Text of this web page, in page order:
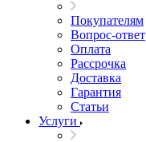
Покупателям
Вопрос-ответ
Оплата
Рассрочка
Доставка
Гарантия
Статьи
Услуги